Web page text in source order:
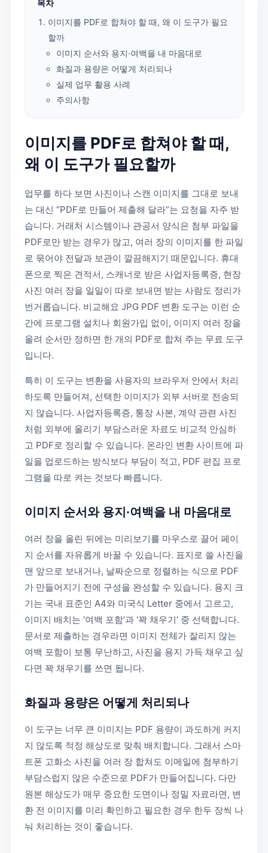
목차
이미지를 PDF로 합쳐야 할 때, 왜 이 도구가 필요
할까
이미지 순서와 용지·여백을 내 마음대로
화질과 용량은 어떻게 처리되나
실제 업무 활용 사례
주의사항
이미지를 PDF로 합쳐야 할 때,
왜 이 도구가 필요할까
업무를 하다 보면 사진이나 스캔 이미지를 그대로 보내
는 대신 “PDF로 만들어 제출해 달라”는 요청을 자주 받
습니다. 거래처 시스템이나 관공서 양식은 첨부 파일을
PDF로만 받는 경우가 많고, 여러 장의 이미지를 한 파일
로 묶어야 전달과 보관이 깔끔해지기 때문입니다. 휴대
폰으로 찍은 견적서, 스캐너로 받은 사업자등록증, 현장
사진 여러 장을 일일이 따로 보내면 받는 사람도 정리가
번거롭습니다. 비교해요 JPG PDF 변환 도구는 이런 순
간에 프로그램 설치나 회원가입 없이, 이미지 여러 장을
올려 순서만 정하면 한 개의 PDF로 합쳐 주는 무료 도구
입니다.
특히 이 도구는 변환을 사용자의 브라우저 안에서 처리
하도록 만들어져, 선택한 이미지가 외부 서버로 전송되
지 않습니다. 사업자등록증, 통장 사본, 계약 관련 사진
처럼 외부에 올리기 부담스러운 자료도 비교적 안심하
고 PDF로 정리할 수 있습니다. 온라인 변환 사이트에 파
일을 업로드하는 방식보다 부담이 적고, PDF 편집 프로
그램을 따로 켜는 것보다 빠릅니다.
이미지 순서와 용지·여백을 내 마음대로
여러 장을 올린 뒤에는 미리보기를 마우스로 끌어 페이
지 순서를 자유롭게 바꿀 수 있습니다. 표지로 쓸 사진을
맨 앞으로 보내거나, 날짜순으로 정렬하는 식으로 PDF
가 만들어지기 전에 구성을 완성할 수 있습니다. 용지 크
기는 국내 표준인 A4와 미국식 Letter 중에서 고르고,
이미지 배치는 ‘여백 포함’과 ‘꽉 채우기’ 중 선택합니다.
문서로 제출하는 경우라면 이미지 전체가 잘리지 않는
여백 포함이 보통 무난하고, 사진을 용지 가득 채우고 싶
다면 꽉 채우기를 쓰면 됩니다.
화질과 용량은 어떻게 처리되나
이 도구는 너무 큰 이미지는 PDF 용량이 과도하게 커지
지 않도록 적정 해상도로 맞춰 배치합니다. 그래서 스마
트폰 고화소 사진을 여러 장 합쳐도 이메일에 첨부하기
부담스럽지 않은 수준으로 PDF가 만들어집니다. 다만
원본 해상도가 매우 중요한 도면이나 정밀 자료라면, 변
환 전 이미지를 미리 확인하고 필요한 경우 한두 장씩 나
눠 처리하는 것이 좋습니다.